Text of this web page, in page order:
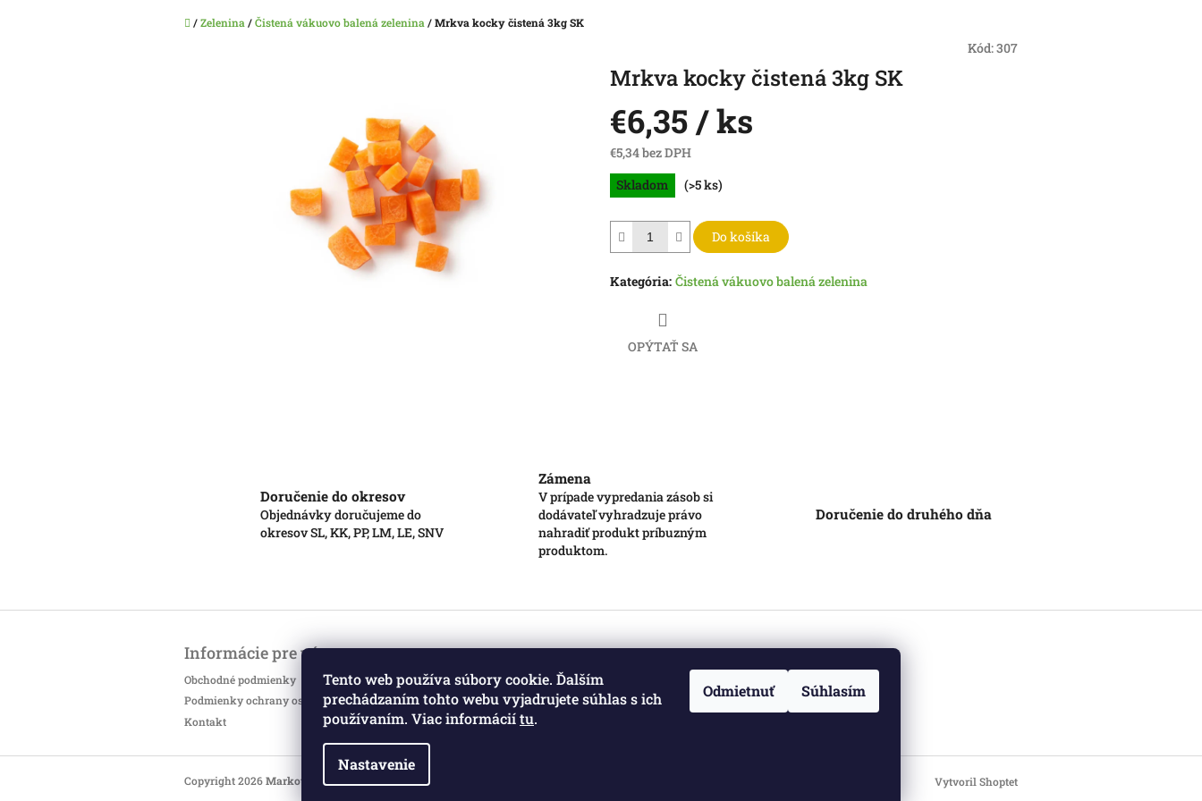
Tento web používa súbory cookie. Ďalším
prechádzaním tohto webu vyjadrujete súhlas s ich
používaním. Viac informáciítu.
Nastavenie
Odmietnuť Súhlasím
Domov
/Zelenina/Čistená vákuovo balená zelenina/Mrkva kocky čistená 3kg SK
Kód:307
Mrkva kocky čistená 3kg SK
€6,35/ ks
€5,34 bez DPH
Jednotková
cena:
Skladom (>5 ks)
Do košíka
Kategória: Čistená vákuovo balená zelenina
OPÝTAŤ SA
Doručenie do okresov
Objednávky doručujeme do
okresov SL, KK, PP, LM, LE, SNV
Zámena
V prípade vypredania zásob si
dodávateľ vyhradzuje právo
nahradiť produkt príbuzným
produktom.
Doručenie do druhého dňa
Informácie pre vás
Obchodné podmienky
Podmienky ochrany osobných údajov
Kontakt
Vytvoril Shoptet
Copyright 2026Markotatry. Všetky práva vyhradené.